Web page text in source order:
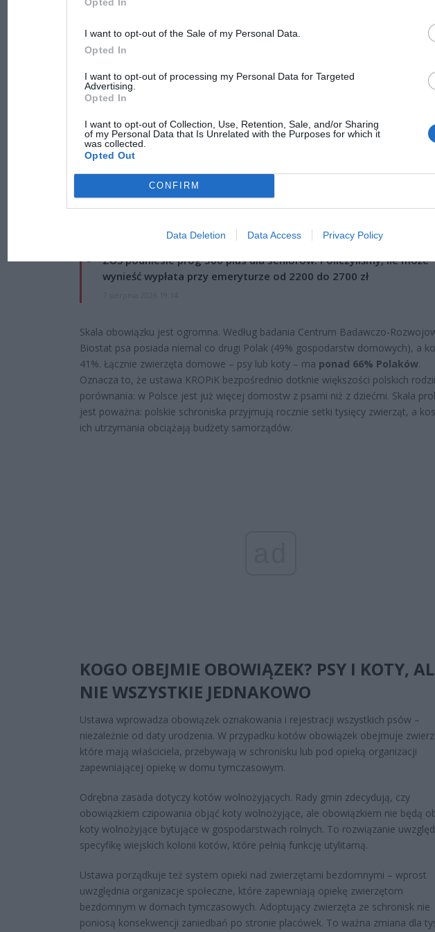
I want to opt-out of the Sale of my Personal Data.
Opted In
I want to opt-out of processing my Personal Data for Targeted
Advertising.
Opted In
I want to opt-out of Collection, Use, Retention, Sale, and/or Sharing
of my Personal Data that Is Unrelated with the Purposes for which it
was collected.
Opted Out
CONFIRM
Data Deletion Data Access Privacy Policy
ad
ZOBACZ RÓWNIEŻ:
Nawet 3600 zł miesięcznie zamiast 800+. Nowa propozycja dla
7 sierpnia 2026 19:29
ZUS podniesie próg 500 plus dla seniorów. Policzyliśmy, ile może
wynieść wypłata przy emeryturze od 2200 do 2700 zł
Skala obowiązku jest ogromna. Według badania Centrum Badawczo-
Biostat psa posiada niemal co drugi Polak (49% gospodarstw domowych), a
41%. Łącznie zwierzęta domowe – psy lub koty – ma ponad 66% Polaków.
Oznacza to, że ustawa KROPiK bezpośrednio dotknie większości polskich
porównania: w Polsce jest już więcej domostw z psami niż z dziećmi. Skala
jest poważna: polskie schroniska przyjmują rocznie setki tysięcy zwierząt, a
ich utrzymania obciążają budżety samorządów.
KOGO OBEJMIE OBOWIĄZEK? PSY I KOTY,
NIE WSZYSTKIE JEDNAKOWO
Ustawa wprowadza obowiązek oznakowania i rejestracji wszystkich psów –
niezależnie od daty urodzenia. W przypadku kotów obowiązek obejmuje
które mają właściciela, przebywają w schronisku lub pod opieką organizacji
zapewniającej opiekę w domu tymczasowym.
Odrębna zasada dotyczy kotów wolnożyjących. Rady gmin zdecydują, czy
obowiązkiem czipowania objąć koty wolnożyjące, ale obowiązkiem nie będą
koty wolnożyjące bytujące w gospodarstwach rolnych. To rozwiązanie
specyfikę wiejskich kolonii kotów, które pełnią funkcję utylitarną.
Ustawa porządkuje też system opieki nad zwierzętami bezdomnymi – wprost
uwzględnia organizacje społeczne, które zapewniają opiekę zwierzętom
bezdomnym w domach tymczasowych. Adoptujący zwierzęta ze schronisk nie
poniosą konsekwencji zaniedbań po stronie placówek. To ważna zmiana dla